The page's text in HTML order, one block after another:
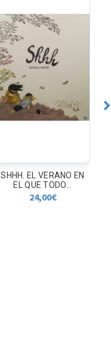
SHHH. EL VERANO EN
EL QUE TODO...
24,00€